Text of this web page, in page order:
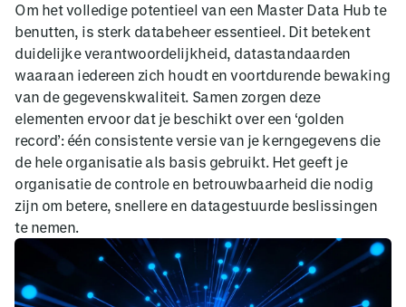
Om het volledige potentieel van een Master Data Hub te
benutten, is sterk databeheer essentieel. Dit betekent
duidelijke verantwoordelijkheid, datastandaarden
waaraan iedereen zich houdt en voortdurende bewaking
van de gegevenskwaliteit. Samen zorgen deze
elementen ervoor dat je beschikt over een ‘golden
record’: één consistente versie van je kerngegevens die
de hele organisatie als basis gebruikt. Het geeft je
organisatie de controle en betrouwbaarheid die nodig
zijn om betere, snellere en datagestuurde beslissingen
te nemen.